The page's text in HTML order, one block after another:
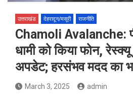
उत्तराखंड देहरादून/मसूरी राजनीति
Chamoli Avalanche:
धामी को किया फोन, रेस्‍क्‍यू
अपडेट; हरसंभव मदद का
March 3, 2025 admin